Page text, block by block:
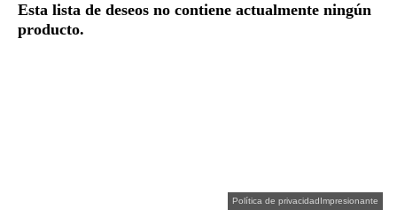
Esta lista de deseos no contiene actualmente ningún
producto.
Política de privacidadImpresionante